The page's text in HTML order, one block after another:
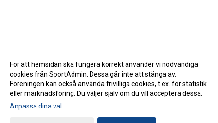
Gå till Webbversion
För att hemsidan ska fungera korrekt använder vi nödvändiga
cookies från SportAdmin. Dessa går inte att stänga av.
Föreningen kan också använda frivilliga cookies, t.ex. för statistik
eller marknadsföring. Du väljer själv om du vill acceptera dessa.
Anpassa dina val